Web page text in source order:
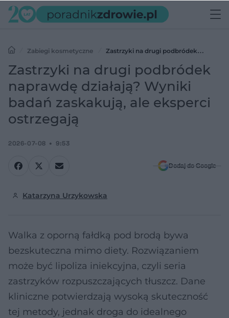
Zabiegi kosmetyczne
Zastrzyki na drugi podbródek
naprawdę działają? Wyniki badań zaskakują, ale eksperci ostrzegają
Zastrzyki na drugi podbródek
naprawdę działają? Wyniki
badań zaskakują, ale eksperci
ostrzegają
2026-07-08 9:53
Dodaj do Google
Katarzyna Urzykowska
Walka z oporną fałdką pod brodą bywa
bezskuteczna mimo diety. Rozwiązaniem
może być lipoliza iniekcyjna, czyli seria
zastrzyków rozpuszczających tłuszcz. Dane
kliniczne potwierdzają wysoką skuteczność
tej metody, jednak droga do idealnego